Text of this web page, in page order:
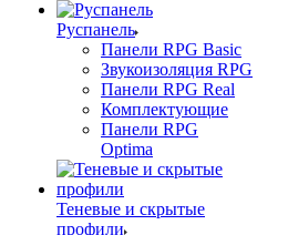
Руспанель
Панели RPG Basic
Звукоизоляция RPG
Панели RPG Real
Комплектующие
Панели RPG
Optima
Теневые и скрытые
профили